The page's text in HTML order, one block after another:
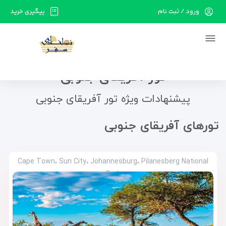
در حال حاضر ارتباط با سرور قطع می باشد لطفا
پیگیری خرید ورود / ثبت نام
تور آفریقای جنوبی
پیشنهادات ویژه تور آفریقای جنوبی
تور‌های آفریقای جنوبی
Cape Town، Sun City، Johannesburg، Pilanesberg National
Park